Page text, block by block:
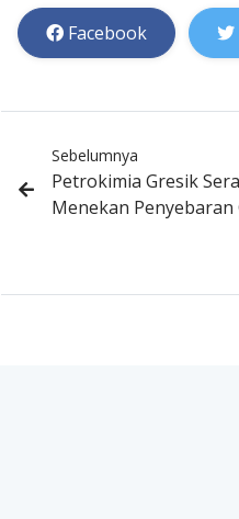
Facebook
Sebelumnya
Petrokimia Gresik
Menekan Penyebaran